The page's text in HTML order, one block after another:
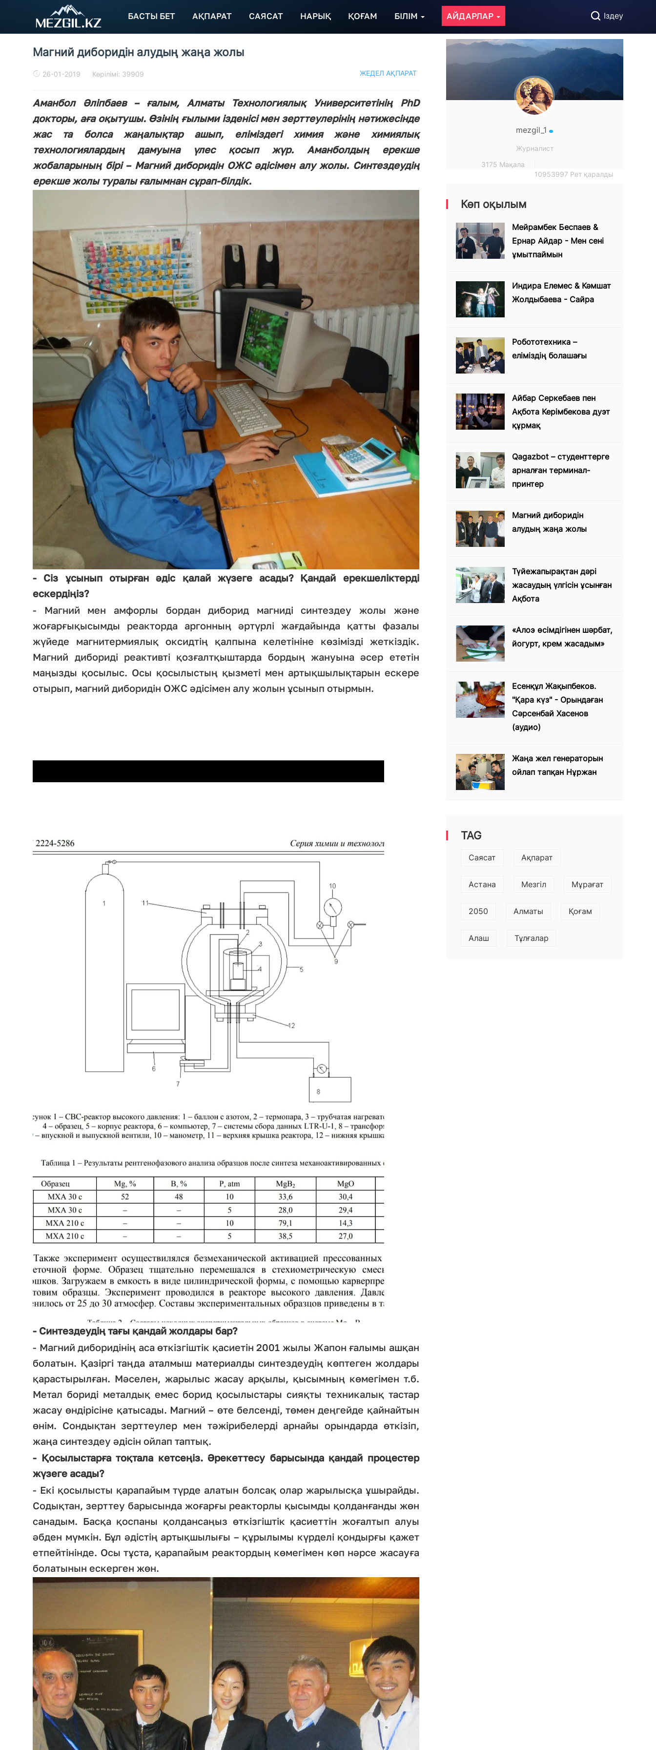
БАСТЫ БЕТ АҚПАРАТ САЯСАТ НАРЫҚ ҚОҒАМ БІЛІМ АЙДАРЛАР Іздеу
Магний диборидін алудың жаңа жолы
ЖЕДЕЛ АҚПАРАТ
26-01-2019 Көрілімі: 39909
Аманбол Әліпбаев – ғалым, Алматы Технологиялық Университетінің PhD
докторы, аға оқытушы. Өзінің ғылыми ізденісі мен зерттеулерінің нәтижесінде
жас та болса жаңалықтар ашып, еліміздегі химия және химиялық
технологиялардың дамуына үлес қосып жүр. Аманболдың ерекше
жобаларының бірі – Магний диборидін ОЖС әдісімен алу жолы. Синтездеудің
ерекше жолы туралы ғалымнан сұрап-білдік.
- Сіз ұсынып отырған әдіс қалай жүзеге асады? Қандай ерекшеліктерді
ескердіңіз?
- Магний мен амфорлы бордан диборид магниді синтездеу жолы және
жоғарғықысымды реакторда аргонның әртүрлі жағдайында қатты фазалы
жүйеде магнитермиялық оксидтің қалпына келетініне көзімізді жеткіздік.
Магний дибориді реактивті қозғалтқыштарда бордың жануына әсер ететін
маңызды қосылыс. Осы қосылыстың қызметі мен артықшылықтарын ескере
отырып, магний диборидін ОЖС әдісімен алу жолын ұсынып отырмын.
- Синтездеудің тағы қандай жолдары бар?
- Магний диборидінің аса өткізгіштік қасиетін 2001 жылы Жапон ғалымы ашқан
болатын. Қазіргі таңда аталмыш материалды синтездеудің көптеген жолдары
қарастырылған. Мәселен, жарылыс жасау арқылы, қысымның көмегімен т.б.
Метал бориді металдық емес борид қосылыстары сияқты техникалық тастар
жасау өндірісіне қатысады. Магний – өте белсенді, төмен деңгейде қайнайтын
өнім. Сондықтан зерттеулер мен тәжірибелерді арнайы орындарда өткізіп,
жаңа синтездеу әдісін ойлап таптық.
- Қосылыстарға тоқтала кетсеңіз. Әрекеттесу барысында қандай процестер
жүзеге асады?
- Екі қосылысты қарапайым түрде алатын болсақ олар жарылысқа ұшырайды.
Содықтан, зерттеу барысында жоғарғы реакторлы қысымды қолданғанды жөн
санадым. Басқа қоспаны қолдансаңыз өткізгіштік қасиеттін жоғалтып алуы
әбден мүмкін. Бұл әдістің артықшылығы – құрылымы күрделі қондырғы қажет
етпейтінінде. Осы тұста, қарапайым реактордың көмегімен көп нәрсе жасауға
болатынын ескерген жөн.
mezgil_1
Журналист
3175 Мақала
10953997 Рет қаралды
Көп оқылым
Мейрамбек Беспаев &
Ернар Айдар - Мен сені
ұмытпаймын
Индира Елемес & Кәмшат
Жолдыбаева - Сайра
Робототехника –
еліміздің болашағы
Айбар Серкебаев пен
Ақбота Керімбекова дуэт
құрмақ
Qagazbot – студенттерге
арналған терминал-
принтер
Магний диборидін
алудың жаңа жолы
Түйежапырақтан дәрі
жасаудың үлгісін ұсынған
Ақбота
«Алоэ өсімдігінен шәрбат,
йогурт, крем жасадым»
Есенқұл Жақыпбеков.
"Қара күз" - Орындаған
Сәрсенбай Хасенов
(аудио)
Жаңа жел генераторын
ойлап тапқан Нұржан
TAG
Саясат Ақпарат
Астана Мезгіл Мұрағат
2050 Алматы Қоғам
Алаш Тұлғалар